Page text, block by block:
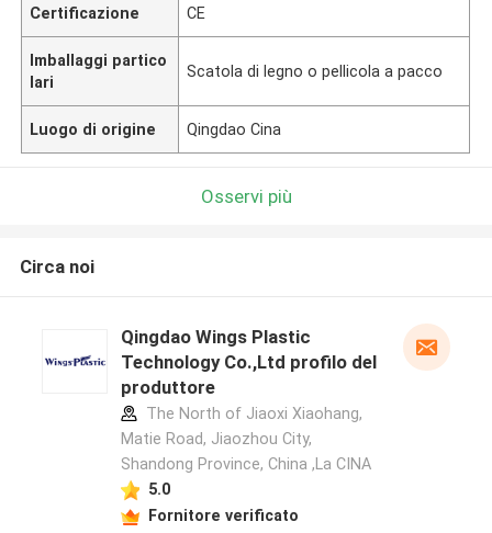
Certificazione CE
Imballaggi partico
lari
Scatola di legno o pellicola a pacco
Luogo di origine Qingdao Cina
Osservi più
Circa noi
Qingdao Wings Plastic
Technology Co.,Ltd profilo del
produttore
The North of Jiaoxi Xiaohang,
Matie Road, Jiaozhou City,
Shandong Province, China ,La CINA
5.0
Fornitore verificato